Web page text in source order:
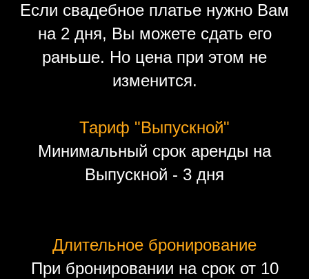
Если свадебное платье нужно Вам
на 2 дня, Вы можете сдать его
раньше. Но цена при этом не
изменится.
Тариф "Выпускной"
Минимальный срок аренды на
Выпускной - 3 дня
Длительное бронирование
При бронировании на срок от 10